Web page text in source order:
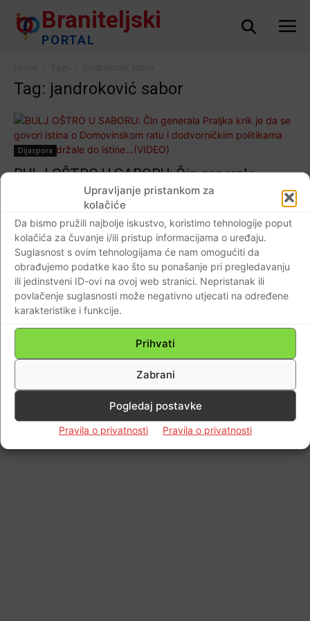
Upravljanje pristankom za
kolačiće
Da bismo pružili najbolje iskustvo, koristimo tehnologije poput
kolačića za čuvanje i/ili pristup informacijama o uređaju.
Suglasnost s ovim tehnologijama će nam omogućiti da
obrađujemo podatke kao što su ponašanje pri pregledavanju
ili jedinstveni ID-ovi na ovoj web stranici. Nepristanak ili
povlačenje suglasnosti može negativno utjecati na određene
karakteristike i funkcije.
Prihvati
Zabrani
Pogledaj postavke
Pravila o privatnosti Pravila o privatnosti
Braniteljski
PORTAL
Tag: jandroković sabor
Dijaspora
BULJ OŠTRO U SABORU: Čin generala
Praljka krik je da se govori istina o
Domovinskom ratu i dodvorničkim
politikama koje nisu držale do istine…
(VIDEO)
Braniteljski portal 01.12.2017
Impressum Kontaktirajte nas Pravila o privatnosti
© Newspaper WordPress Theme by TagDiv